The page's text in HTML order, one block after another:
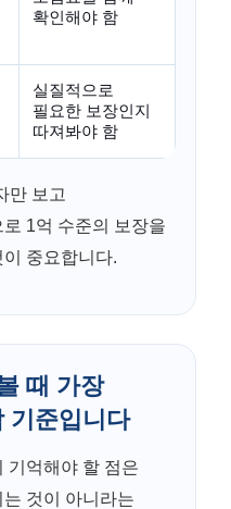
확인해야 함
실질적으로
필요한 보장인지
따져봐야 함
만 보고
1억 수준의 보장을
중요합니다.
때 가장
기준입니다
기억해야 할 점은
것이 아니라는